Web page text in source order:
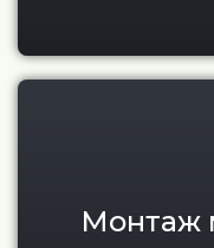
Монтаж